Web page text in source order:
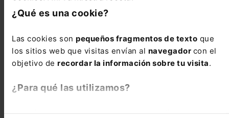
¿Qué es una cookie?
Las cookies son pequeños fragmentos de texto que
los sitios web que visitas envían al navegador con el
objetivo de recordar la información sobre tu visita.
¿Para qué las utilizamos?
Desestimación en divorcio de compensación por
contribución a las cargas del matrimonio en
separación de bienes con trabajo para el cónyuge